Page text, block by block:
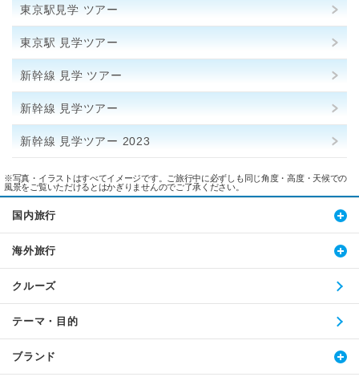
東京駅見学 ツアー
東京駅 見学ツアー
新幹線 見学 ツアー
新幹線 見学ツアー
新幹線 見学ツアー 2023
※写真・イラストはすべてイメージです。ご旅行中に必ずしも同じ角度・高度・天候での
風景をご覧いただけるとはかぎりませんのでご了承ください。
国内旅行
海外旅行
クルーズ
テーマ・目的
ブランド